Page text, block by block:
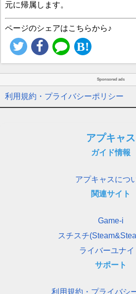
元に帰属します。
ページのシェアはこちらから♪
Sponsored ads
利用規約・プライバシーポリシー
アプキャス
ガイド情報
アプキャスにつ
関連サイト
Game-i
スチスチ
ライバーユナイ
サポート
利用規約・プライバシ